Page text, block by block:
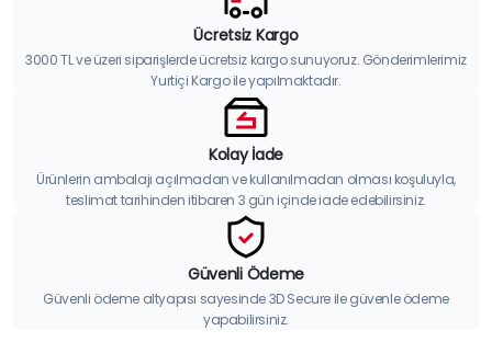
Ücretsiz Kargo
3000 TL ve üzeri siparişlerde ücretsiz kargo sunuyoruz. Gönderimlerimiz
Yurtiçi Kargo ile yapılmaktadır.
Kolay İade
Ürünlerin ambalajı açılmadan ve kullanılmadan olması koşuluyla,
teslimat tarihinden itibaren 3 gün içinde iade edebilirsiniz.
Güvenli Ödeme
Güvenli ödeme altyapısı sayesinde 3D Secure ile güvenle ödeme
yapabilirsiniz.